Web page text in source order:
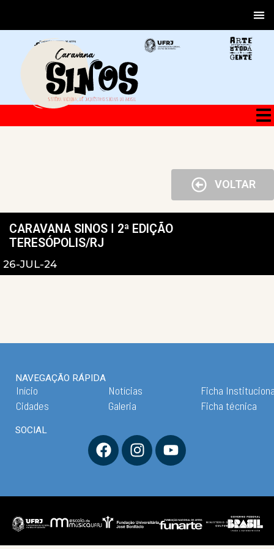
VOLTAR
CARAVANA SINOS ǀ 2ª EDIÇÃO
TERESÓPOLIS/RJ
26-JUL-24
NAVEGAÇÃO RÁPIDA
Início
Cidades
Notícias
Galeria
Ficha
Ficha técnica
SOCIAL